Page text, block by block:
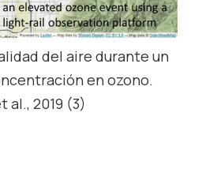
del aire durante un
en ozono.
al., 2019 (3)